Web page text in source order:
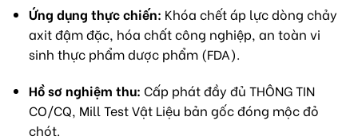
Ứng dụng thực chiến: Khóa chết áp lực dòng chảy
axit đậm đặc, hóa chất công nghiệp, an toàn vi
sinh thực phẩm dược phẩm (FDA).
Hồ sơ nghiệm thu: Cấp phát đầy đủ THÔNG TIN
CO/CQ, Mill Test Vật Liệu bản gốc đóng mộc đỏ
chót.